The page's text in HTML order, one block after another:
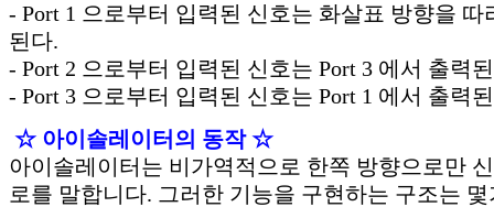
- Port 1 으로부터 입력된 신호는 화살표 방향을 따
된다.
- Port 2 으로부터 입력된 신호는 Port 3 에서 출력
- Port 3 으로부터 입력된 신호는 Port 1 에서 출력
☆ 아이솔레이터의 동작 ☆
아이솔레이터는 비가역적으로 한쪽 방향으로만
로를 말합니다. 그러한 기능을 구현하는 구조는